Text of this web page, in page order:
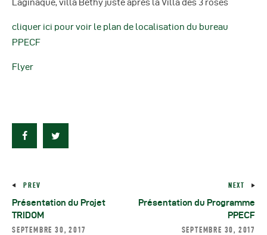
Laginaque, villa Bethy juste après la Villa des 3 roses
cliquer ici pour voir le plan de localisation du bureau
PPECF
Flyer
PREV
Présentation du Projet
TRIDOM
SEPTEMBRE 30, 2017
NEXT
Présentation du Programme
PPECF
SEPTEMBRE 30, 2017